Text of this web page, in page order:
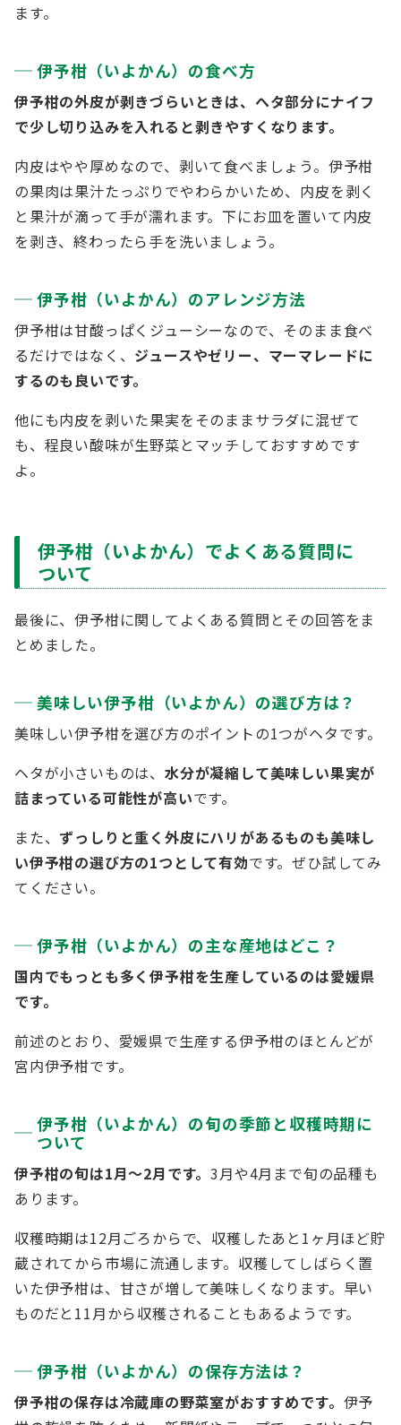
ます。
伊予柑（いよかん）の食べ方
伊予柑の外皮が剥きづらいときは、ヘタ部分にナイフ
で少し切り込みを入れると剥きやすくなります。
内皮はやや厚めなので、剥いて食べましょう。伊予柑
の果肉は果汁たっぷりでやわらかいため、内皮を剥く
と果汁が滴って手が濡れます。下にお皿を置いて内皮
を剥き、終わったら手を洗いましょう。
伊予柑（いよかん）のアレンジ方法
伊予柑は甘酸っぱくジューシーなので、そのまま食べ
るだけではなく、 ジュースやゼリー、マーマレードに
するのも良いです。
他にも内皮を剥いた果実をそのままサラダに混ぜて
も、程良い酸味が生野菜とマッチしておすすめです
よ。
伊予柑（いよかん）でよくある質問に
ついて
最後に、伊予柑に関してよくある質問とその回答をま
とめました。
美味しい伊予柑（いよかん）の選び方は？
美味しい伊予柑を選び方のポイントの1つがヘタです。
ヘタが小さいものは、 水分が凝縮して美味しい果実が
詰まっている可能性が高いです。
また、 ずっしりと重く外皮にハリがあるものも美味し
い伊予柑の選び方の1つとして有効です。ぜひ試してみ
てください。
伊予柑（いよかん）の主な産地はどこ？
国内でもっとも多く伊予柑を生産しているのは愛媛県
です。
前述のとおり、愛媛県で生産する伊予柑のほとんどが
宮内伊予柑です。
伊予柑（いよかん）の旬の季節と収穫時期に
ついて
伊予柑の旬は1月～2月です。3月や4月まで旬の品種も
あります。
収穫時期は12月ごろからで、収穫したあと1ヶ月ほど貯
蔵されてから市場に流通します。収穫してしばらく置
いた伊予柑は、甘さが増して美味しくなります。早い
ものだと11月から収穫されることもあるようです。
伊予柑（いよかん）の保存方法は？
伊予柑の保存は冷蔵庫の野菜室がおすすめです。 伊予